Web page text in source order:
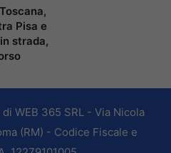
Pisa e
strada,
WEB 365 SRL - Via Nicola
(RM) - Codice Fiscale e